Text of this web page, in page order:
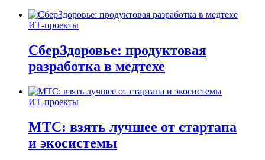
ИТ-проекты
СберЗдоровье: продуктовая
разработка в медтехе
ИТ-проекты
МТС: взять лучшее от стартапа
и экосистемы